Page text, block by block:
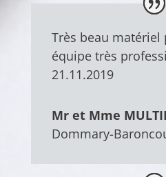
Très beau matériel
équipe très
21.11.2019
Mr et Mme
Dommary-